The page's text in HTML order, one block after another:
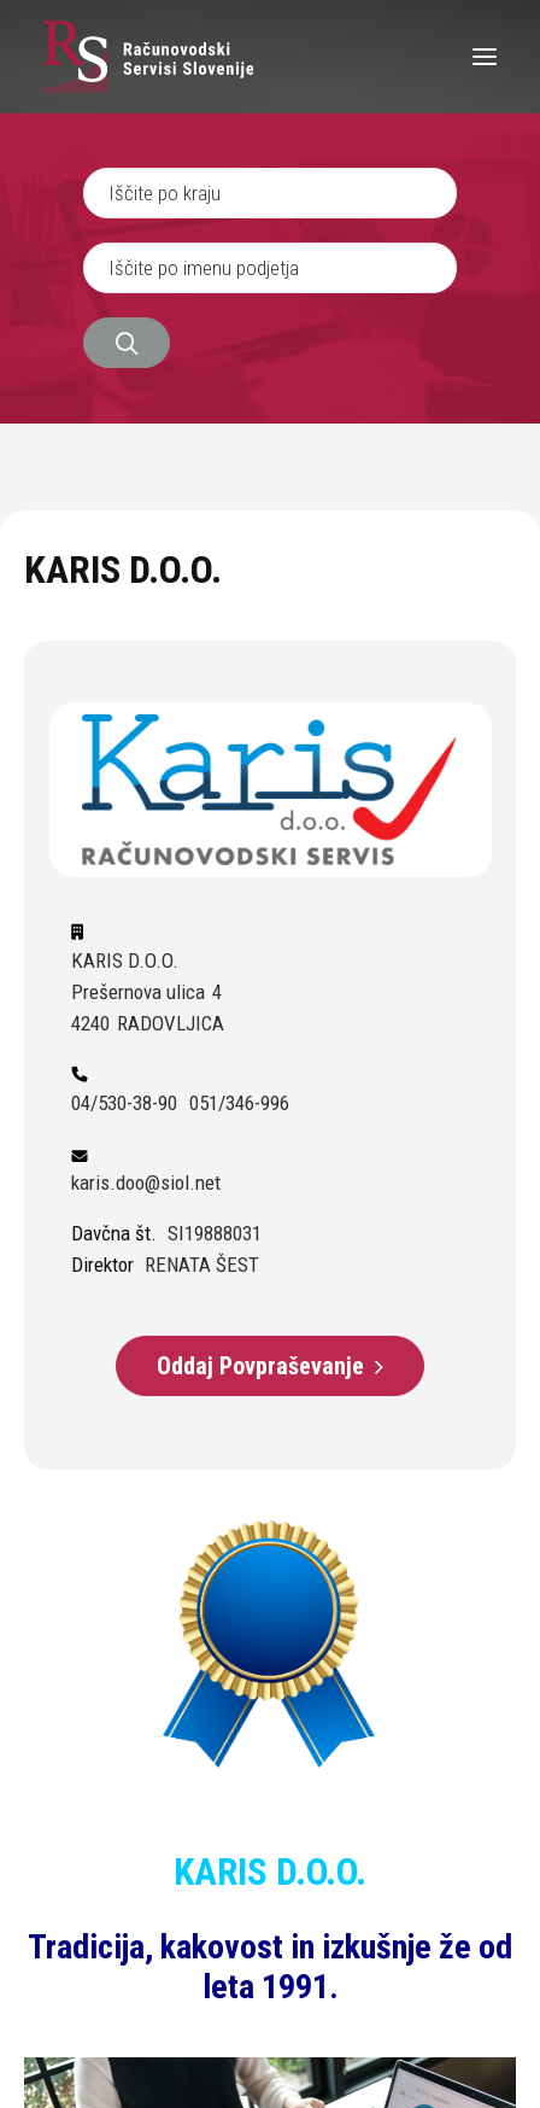
IŠČEM RAČUNOVODJO
SEM RAČUNOVODJA
ZAPOSLITEV
KARIS D.O.O.
KARIS D.O.O.
Prešernova ulica 4
4240 RADOVLJICA
04/530-38-90 051/346-996
karis.doo@siol.net
Davčna št. SI19888031
Direktor RENATA ŠEST
Oddaj Povpraševanje
KARIS D.O.O.
Tradicija, kakovost in izkušnje že od
leta 1991.